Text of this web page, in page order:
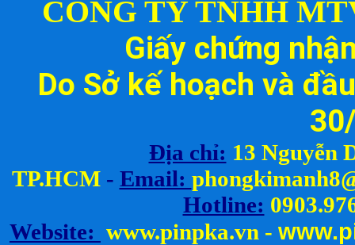
CÔNG TY TNHH
Giấy chứng
Do Sở kế hoạch và
Địa chỉ: 13 Nguyễn
TP.HCM - Email: ph
Hotline:
Website: www.pinpka.vn - www.